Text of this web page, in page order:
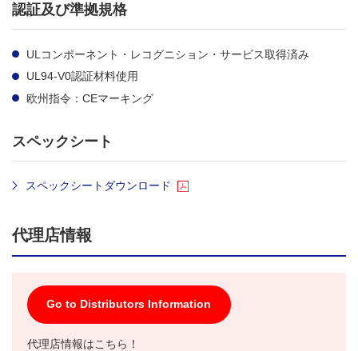
認証及び準拠規格
ULコンポーネント・レコグニション・サービス取得済み
UL94-V0認証材料使用
欧州指令：CEマーキング
スペックシート
スペックシートダウンロード
代理店情報
Go to Distributors Information
代理店情報はこちら！